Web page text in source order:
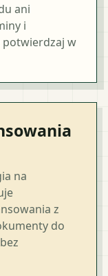
ani
i
potwierdzaj w
na
z
do